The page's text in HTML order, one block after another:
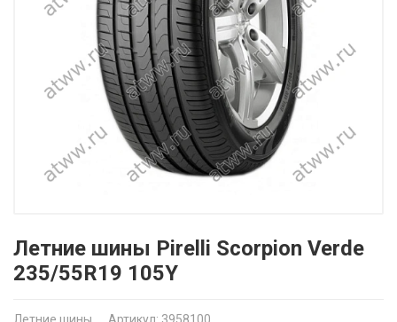
Летние шины Pirelli Scorpion Verde
235/55R19 105Y